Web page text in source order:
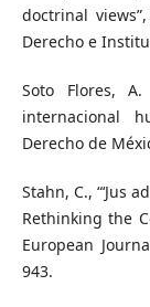
doctrinal
Derecho e
Soto Flores,
internacional
Derecho de
Stahn, C., “‘Jus
Rethinking the
European
943.